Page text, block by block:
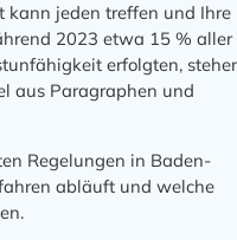
kann jeden treffen und Ihre
2023 etwa 15 % aller
erfolgten,
aus Paragraphen und
Regelungen in Baden-
abläuft und welche